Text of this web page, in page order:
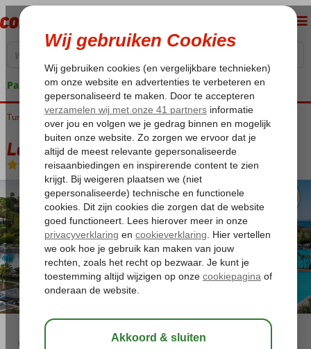
Pakketgarantie
Home
Turkije Turkse Riviera Antalya Lara Lara Barut Collection
Lara Barut Collection
Ultra All Inclusive-Hotel
03:45 aug 33°C